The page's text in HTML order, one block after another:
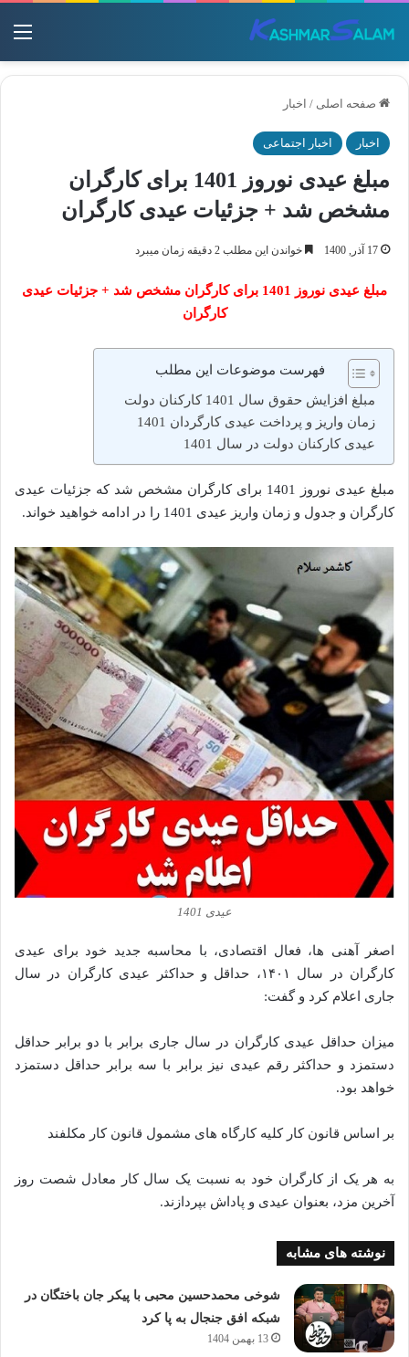
صفحه اصلی / اخبار
اخبار اخبار اجتماعی
مبلغ عیدی نوروز 1401 برای کارگران
مشخص شد + جزئیات عیدی کارگران
17 آذر, 1400 خواندن این مطلب 2 دقیقه زمان میبرد
مبلغ عیدی نوروز 1401 برای کارگران مشخص شد + جزئیات عیدی
کارگران
فهرست موضوعات این مطلب
مبلغ افزایش حقوق سال 1401 کارکنان دولت
زمان واریز و پرداخت عیدی کارگردان 1401
عیدی کارکنان دولت در سال 1401
مبلغ عیدی نوروز 1401 برای کارگران مشخص شد که جزئیات عیدی
کارگران و جدول و زمان واریز عیدی 1401 را در ادامه خواهید خواند.
عیدی 1401
اصغر آهنی ها، فعال اقتصادی، با محاسبه جدید خود برای عیدی
کارگران در سال ۱۴۰۱، حداقل و حداکثر عیدی کارگران در سال
جاری اعلام کرد و گفت:
میزان حداقل عیدی کارگران در سال جاری برابر با دو برابر حداقل
دستمزد و حداکثر رقم عیدی نیز برابر با سه برابر حداقل دستمزد
خواهد بود.
بر اساس قانون کار کلیه کارگاه های مشمول قانون کار مکلفند
به هر یک از کارگران خود به نسبت یک سال کار معادل شصت روز
آخرین مزد، بعنوان عیدی و پاداش بپردازند.
نوشته های مشابه
شوخی محمدحسین محبی با پیکر جان باختگان در
شبکه افق جنجال به پا کرد
13 بهمن 1404